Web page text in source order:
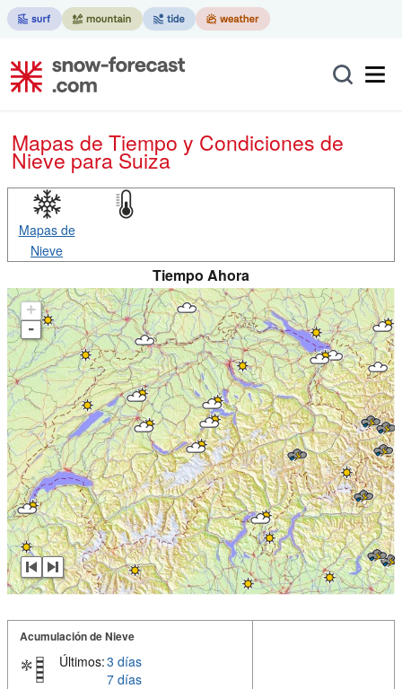
Mapas de Tiempo y Condiciones de
Nievepara Suiza
Mapas de
Nieve
Tiempo Ahora
+
-
Acumulación de Nieve
Últimos:3 días
7 días